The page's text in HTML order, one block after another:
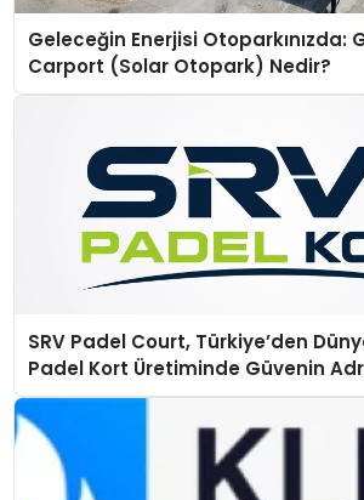
Geleceğin Enerjisi Otoparkınızda:
Carport (Solar Otopark) Nedir?
SRV Padel Court, Türkiye’den
Padel Kort Üretiminde Güvenin